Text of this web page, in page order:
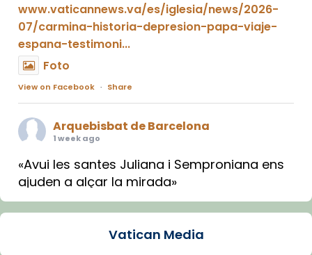
www.vaticannews.va/es/iglesia/news/2026-
07/carmina-historia-depresion-papa-viaje-
espana-testimoni...
Foto
View on Facebook · Share
Arquebisbat de Barcelona
1 week ago
«Avui les santes Juliana i Semproniana ens
ajuden a alçar la mirada»
Mons. Sergi Gordo, bisbe de Tortosa, ha
Santes de Mataró.Vatican Media